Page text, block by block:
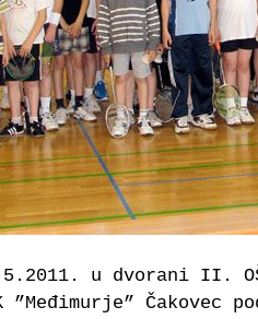
u dvorani II.
Čakovec